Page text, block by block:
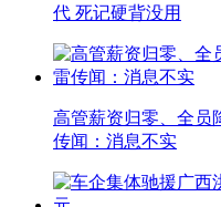
代 死记硬背没用
高管薪资归零、全员
传闻：消息不实